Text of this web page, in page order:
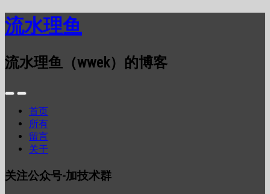
流水理鱼
流水理鱼（wwek）的博客
首页
所有
留言
关于
关注公众号-加技术群